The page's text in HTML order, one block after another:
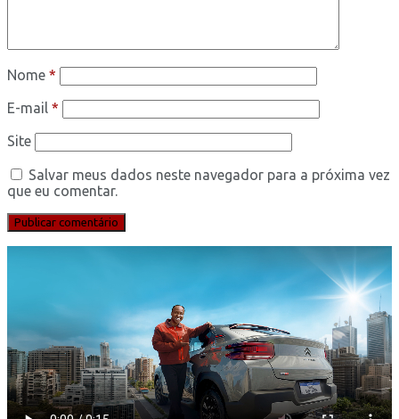
Nome *
E-mail *
Site
Salvar meus dados neste navegador para a próxima vez
que eu comentar.